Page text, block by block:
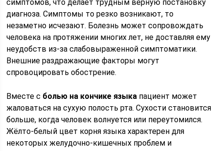
симптомов, что делает трудным верную постановку
диагноза. Симптомы то резко возникают, то
незаметно исчезают. Болезнь может сопровождать
человека на протяжении многих лет, не доставляя ему
неудобств из-за слабовыраженной симптоматики.
Внешние раздражающие факторы могут
спровоцировать обострение.
Вместе с болью на кончике языка пациент может
жаловаться на сухую полость рта. Сухости становится
больше, когда человек волнуется или переутомился.
Жёлто-белый цвет корня языка характерен для
некоторых желудочно-кишечных проблем и